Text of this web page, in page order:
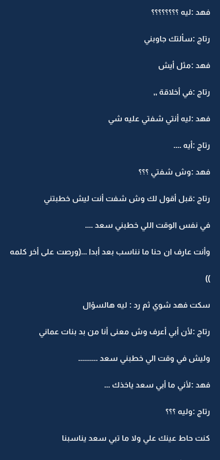
فهد :ليه ؟؟؟؟؟؟؟؟
رتاج :سألتك جاوبني
فهد :مثل أيش
رتاج :في أخلاقة ,,
فهد :ليه أنتي شفتي عليه شي
رتاج :أيه ....
فهد :وش شفتي ؟؟؟
رتاج :قبل أقول لك وش شفت أنت ليش خطبتني
في نفس الوقت اللي خطبني سعد ....
وأنت عارف ان حنا ما نناسب بعد أبدا ...(ورصت على أخر كلمه
))
سكت فهد شوي ثم رد : ليه هالسؤال
رتاج :لأن أبي أعرف وش معنى أنا من بد بنات عماني
وليش في وقت الي خطبني سعد ..........
فهد :لأني ما أبي سعد ياخذك ...
رتاج :وليه ؟؟؟
كنت حاط عينك علي ولا ما تبي سعد يناسبنا